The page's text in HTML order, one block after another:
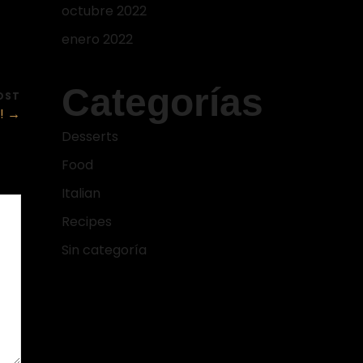
→
octubre 2022
enero 2022
Categorías
Desserts
Food
Italian
Recipes
Sin categoría